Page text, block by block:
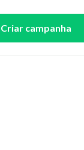
Criar campanha